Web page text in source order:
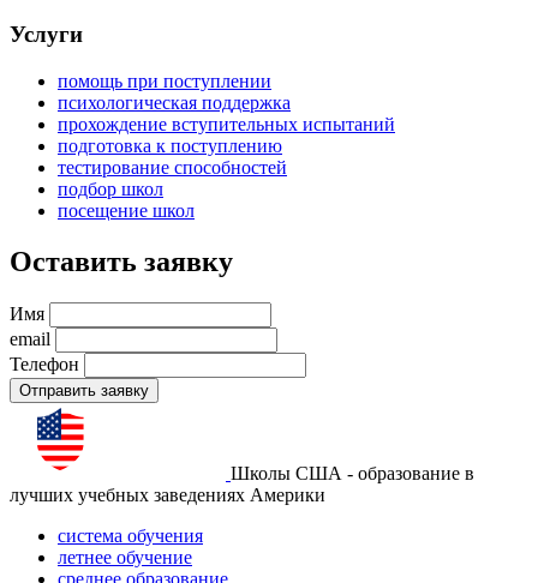
Услуги
помощь при поступлении
психологическая поддержка
прохождение вступительных испытаний
подготовка к поступлению
тестирование способностей
подбор школ
посещение школ
Оставить заявку
Имя
email
Телефон
Отправить заявку
Школы США - образование в
лучших учебных заведениях Америки
система обучения
летнее обучение
среднее образование